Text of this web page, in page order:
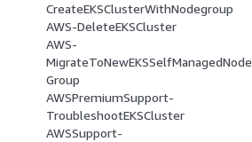
CreateEKSClusterWithNodegroup
AWS-DeleteEKSCluster
AWS-
MigrateToNewEKSSelfManagedNode
Group
AWSPremiumSupport-
TroubleshootEKSCluster
AWSSupport-